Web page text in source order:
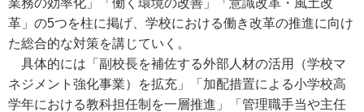
業務の効率化」「働く環境の改善」「意識改革・風土改
革」の5つを柱に掲げ、学校における働き改革の推進に向け
た総合的な対策を講じていく。
具体的には「副校長を補佐する外部人材の活用（学校マ
ネジメント強化事業）を拡充」「加配措置による小学校高
学年における教科担任制を一層推進」「管理職手当や主任